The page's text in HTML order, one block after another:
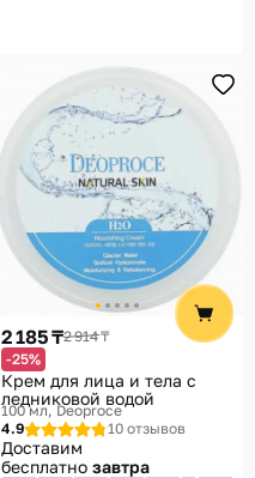
2 185 ₸2 914 ₸
-25%
Крем для лица и тела с
ледниковой водой
100 мл Deoproce
4.9
10 отзывов
Доставим
бесплатно завтра